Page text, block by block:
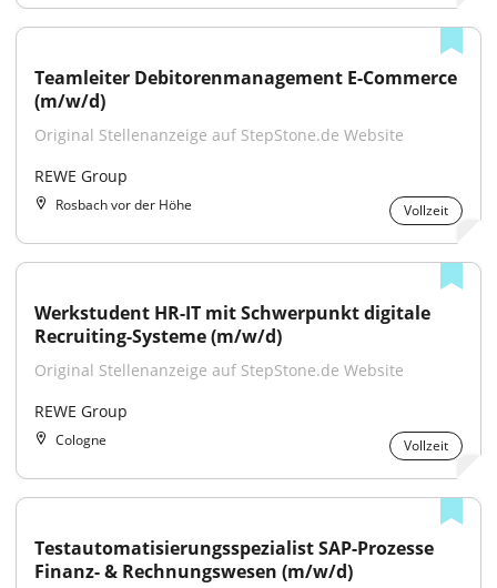
Teamleiter Debitorenmanagement E-Commerce
(m/w/d)
Original Stellenanzeige auf StepStone.de Website
REWE Group
Rosbach vor der Höhe Vollzeit
Werkstudent HR-IT mit Schwerpunkt digitale
Recruiting-Systeme (m/w/d)
Original Stellenanzeige auf StepStone.de Website
REWE Group
Cologne Vollzeit
Testautomatisierungsspezialist SAP-Prozesse
Finanz- & Rechnungswesen (m/w/d)